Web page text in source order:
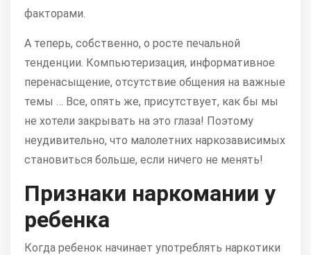
факторами.
А теперь, собственно, о росте печальной
тенденции. Компьютеризация, информативное
перенасыщение, отсутствие общения на важные
темы … Все, опять же, присутствует, как бы мы
не хотели закрывать на это глаза! Поэтому
неудивительно, что малолетних наркозависимых
становиться больше, если ничего не менять!
Признаки наркомании у
ребенка
Когда ребенок начинает употреблять наркотики